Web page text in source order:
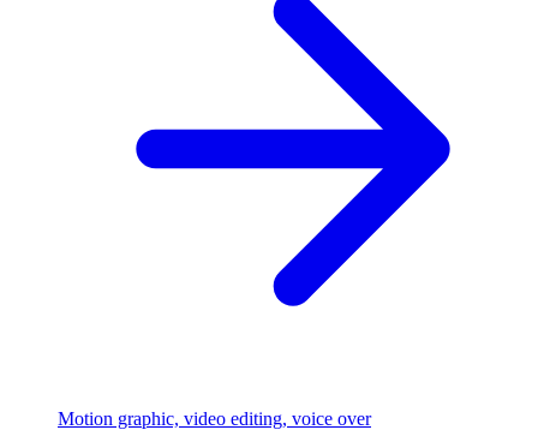
Motion graphic, video editing, voice over